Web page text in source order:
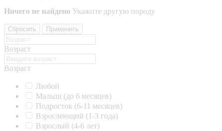
Ничего не найдено Укажите другую породу
Сбросить Применить
Возраст
Возраст
Любой
Малыш (до 6 месяцев)
Подросток (6-11 месяцев)
Взрослеющий (1-3 года)
Взрослый (4-6 лет)